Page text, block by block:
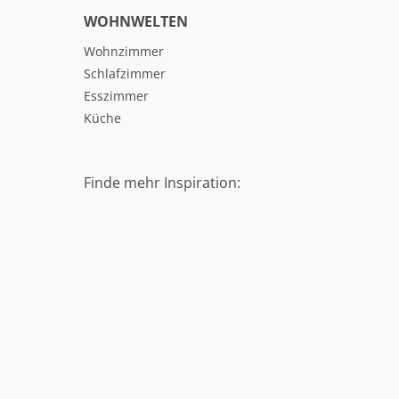
WOHNWELTEN
Wohnzimmer
Schlafzimmer
Esszimmer
Küche
Finde mehr Inspiration: